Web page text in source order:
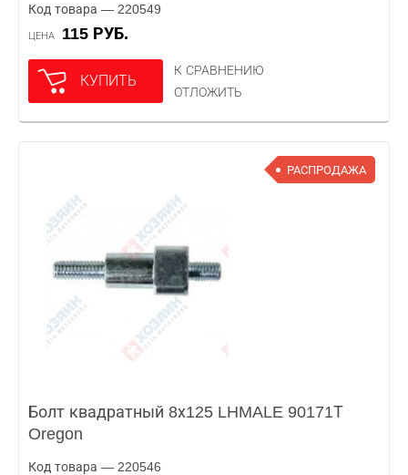
Код товара — 220549
ЦЕНА 115 РУБ.
КУПИТЬ
К СРАВНЕНИЮ
ОТЛОЖИТЬ
РАСПРОДАЖА
Болт квадратный 8х125 LHMALE 90171Т
Oregon
Код товара — 220546